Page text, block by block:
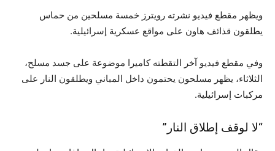
ويظهر مقطع فيديو نشرته رويترز خمسة مسلحين من حماس
يطلقون قذائف هاون على مواقع عسكرية إسرائيلية.
وفي مقطع فيديو آخر التقطته كاميرا موضوعة على جسد مسلح،
الثلاثاء، يظهر مسلحون يحتمون داخل المباني ويطلقون النار على
مركبات إسرائيلية.
“لا لوقف إطلاق النار”